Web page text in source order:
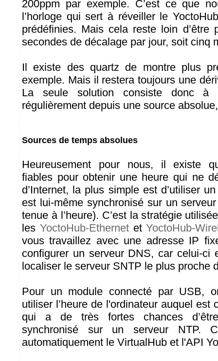
200ppm par exemple. C’est ce que
l’horloge qui sert à réveiller le
prédéfinies. Mais cela reste loin d’être
secondes de décalage par jour, soit cinq
Il existe des quartz de montre plus
exemple. Mais il restera toujours une
La seule solution consiste donc à
régulièrement depuis une source
Sources de temps absolues
Heureusement pour nous, il existe
fiables pour obtenir une heure qui ne
d’Internet, la plus simple est d’utiliser
est lui-même synchronisé sur un
tenue à l’heure). C’est la stratégie
les YoctoHub-EthernetetYoctoHub-
vous travaillez avec une adresse IP
configurer un serveur DNS, car celui-ci
localiser le serveur SNTP le plus proche
Pour un module connecté par USB,
utiliser l’heure de l'ordinateur auquel est
qui a de très fortes chances d’être
synchronisé sur un serveur NTP.
automatiquement le VirtualHub et l'API